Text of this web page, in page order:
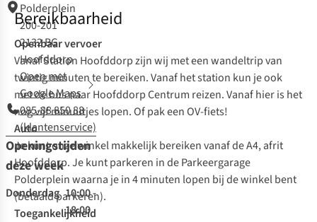
Polderplein
200-201
2132 BG
Hoofddorp
Open met
Google Maps
085-88 850 88
(klantenservice)
Openingstijden
deze week
Donderdag 10:00 -
18:00
Bereikbaarheid
Openbaar vervoer
Vanaf Station Hoofddorp zijn wij met een wandeltrip van
twintig minuten te bereiken. Vanaf het station kun je ook
met de bus naar Hoofddorp Centrum reizen. Vanaf hier is het
nog vijf minuutjes lopen. Of pak een OV-fiets!
Auto
Je kunt onze winkel makkelijk bereiken vanaf de A4, afrit
Hoofddorp. Je kunt parkeren in de Parkeergarage
Polderplein waarna je in 4 minuten lopen bij de winkel bent
(betaald parkeren).
Toegankelijkheid